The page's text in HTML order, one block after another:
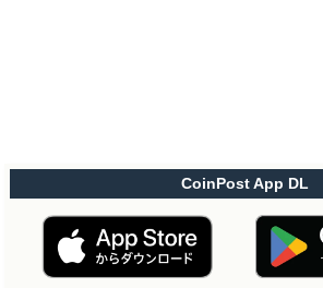
CoinPost App DL